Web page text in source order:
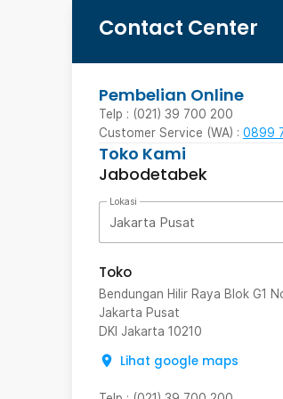
Contact Center
Pembelian Online
Telp : (021) 39 700 200
Customer Service (WA) : 0899
Toko Kami
Jabodetabek
Lokasi
Jakarta Pusat
Toko
Bendungan Hilir Raya Blok G1
Jakarta Pusat
DKI Jakarta 10210
Lihat google maps